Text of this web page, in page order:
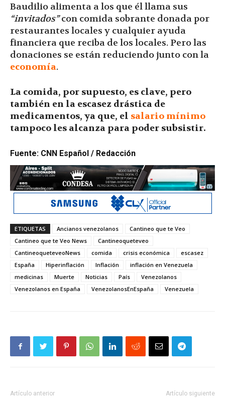
Baudilio alimenta a los que él llama sus
“invitados”con comida sobrante donada por
restaurantes locales y cualquier ayuda
financiera que reciba de los locales. Pero las
donaciones se están reduciendo junto con la
economía.
La comida, por supuesto, es clave, pero
también en la escasez drástica de
medicamentos, ya que, el salario mínimo
tampoco les alcanza para poder subsistir.
Fuente: CNN Español / Redacción
ETIQUETAS Ancianos venezolanos
Cantineo que te Veo
Cantineo que te Veo News
Cantineoqueteveo
CantineoqueteveoNews
comida crisis económica
escasez
España
Hiperinflación Inflación
inflación en Venezuela
medicinas
Muerte Noticias País
Venezolanos
Venezolanos en España
VenezolanosEnEspaña Venezuela
Artículo anterior Artículo siguiente